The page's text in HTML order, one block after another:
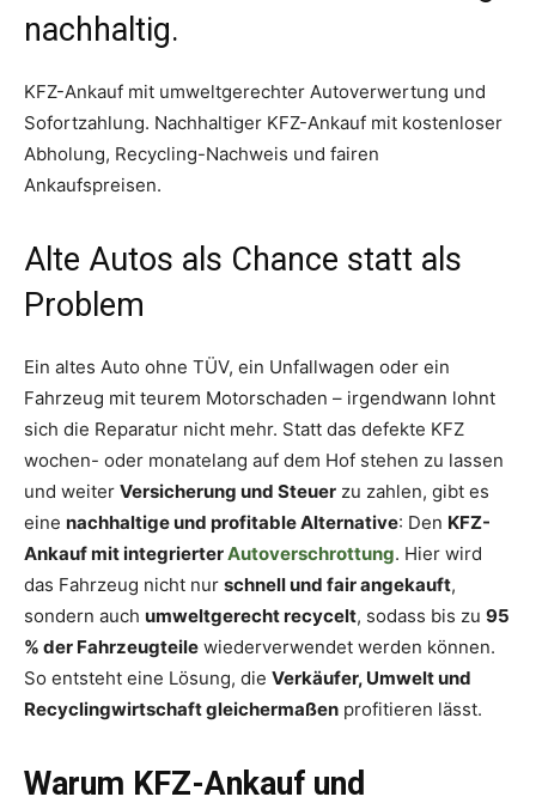
nachhaltig.
KFZ-Ankauf mit umweltgerechter Autoverwertung und
Sofortzahlung. Nachhaltiger KFZ-Ankauf mit kostenloser
Abholung, Recycling-Nachweis und fairen
Ankaufspreisen.
Alte Autos als Chance statt als
Problem
Ein altes Auto ohne TÜV, ein Unfallwagen oder ein
Fahrzeug mit teurem Motorschaden – irgendwann lohnt
sich die Reparatur nicht mehr. Statt das defekte KFZ
wochen- oder monatelang auf dem Hof stehen zu lassen
und weiter Versicherung und Steuer zu zahlen, gibt es
eine nachhaltige und profitable Alternative: Den KFZ-
Ankauf mit integrierterAutoverschrottung. Hier wird
das Fahrzeug nicht nur schnell und fair angekauft,
sondern auch umweltgerecht recycelt, sodass bis zu 95
% der Fahrzeugteile wiederverwendet werden können.
So entsteht eine Lösung, die Verkäufer, Umwelt und
Recyclingwirtschaft gleichermaßen profitieren lässt.
Warum KFZ-Ankauf und